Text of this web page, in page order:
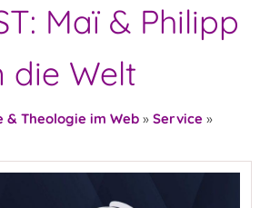
Maï & Philipp
die Welt
& Theologie im Web » Service »